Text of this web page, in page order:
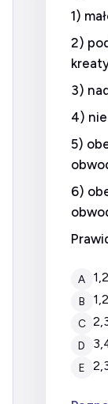
1)
2)
3)
4)
5)
6)
A
B
C
D
E